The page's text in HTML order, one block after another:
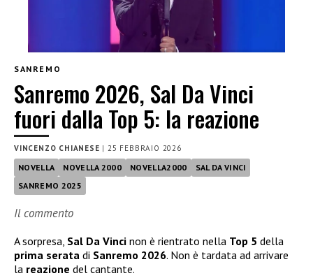
SANREMO
Sanremo 2026, Sal Da Vinci
fuori dalla Top 5: la reazione
VINCENZO CHIANESE | 25 FEBBRAIO 2026
NOVELLA NOVELLA 2000 NOVELLA2000
SAL DA VINCI
SANREMO 2025
Il commento
A sorpresa, Sal Da Vinci non è rientrato nella Top 5 della
prima serata di Sanremo 2026. Non è tardata ad arrivare
la reazione del cantante.